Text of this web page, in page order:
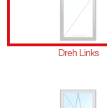
Dreh Links